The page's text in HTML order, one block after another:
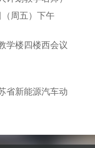
（周五）下午
学楼四楼西会议
省新能源汽车动